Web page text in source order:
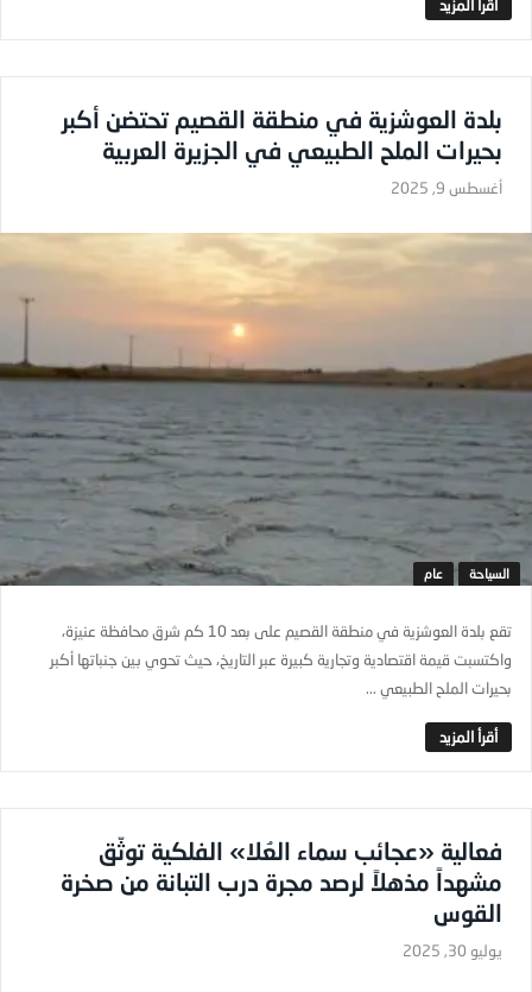
بلدة العوشزية في منطقة القصيم تحتضن أكبر
بحيرات الملح الطبيعي في الجزيرة العربية
أغسطس 9, 2025
السياحة عام
تقع بلدة العوشزية في منطقة القصيم على بعد 10 كم شرق محافظة عنيزة،
واكتسبت قيمة اقتصادية وتجارية كبيرة عبر التاريخ، حيث تحوي بين جنباتها أكبر
بحيرات الملح الطبيعي ...
فعالية «عجائب سماء العُلا» الفلكية توثّق
مشهداً مذهلاً لرصد مجرة درب التبانة من صخرة
القوس
يوليو 30, 2025